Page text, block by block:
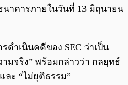
าคารภายในวันที่ 13 มิถุนายน
รดำเนินคดีของ SEC ว่าเป็น
มจริง” พร้อมกล่าวว่า กลยุทธ์
ละ “ไม่ยุติธรรม”